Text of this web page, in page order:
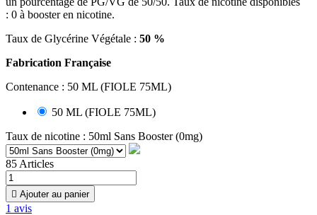
: 0 à booster en nicotine.
Taux de Glycérine Végétale : 50 %
Fabrication Française
Contenance : 50 ML (FIOLE 75ML)
50 ML (FIOLE 75ML)
Taux de nicotine : 50ml Sans Booster (0mg)
85 Articles
 Ajouter au panier
1 avis